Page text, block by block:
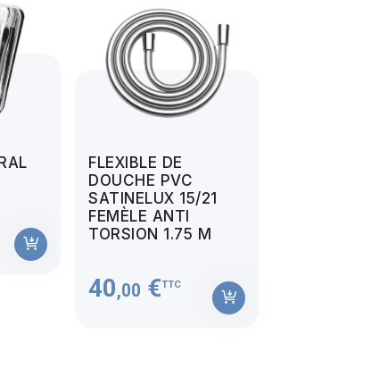
FLEXIBLE DE
DOUCHE PVC
SATINELUX 15/21
FEMÈLE ANTI
TORSION 1.75 M
40,00 €TTC